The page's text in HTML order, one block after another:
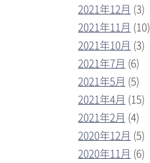
2021年12月 (3)
2021年11月 (10)
2021年10月 (3)
2021年7月 (6)
2021年5月 (5)
2021年4月 (15)
2021年2月 (4)
2020年12月 (5)
2020年11月 (6)